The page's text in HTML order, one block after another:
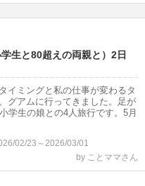
生と80超えの両親と）2日
イミングと私の仕事が変わるタ
グアムに行ってきました。足が
学生の娘との4人旅行です。5月
02/23～2026/03/01
by ことママさん